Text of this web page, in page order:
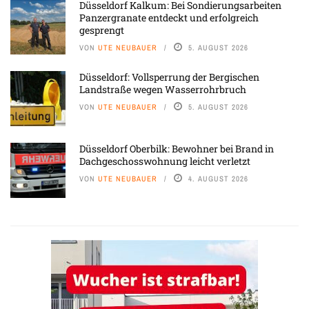
Düsseldorf Kalkum: Bei Sondierungsarbeiten
Panzergranate entdeckt und erfolgreich
gesprengt
VON UTE NEUBAUER 5. AUGUST 2026
Düsseldorf: Vollsperrung der Bergischen
Landstraße wegen Wasserrohrbruch
VON UTE NEUBAUER 5. AUGUST 2026
Düsseldorf Oberbilk: Bewohner bei Brand in
Dachgeschosswohnung leicht verletzt
VON UTE NEUBAUER 4. AUGUST 2026